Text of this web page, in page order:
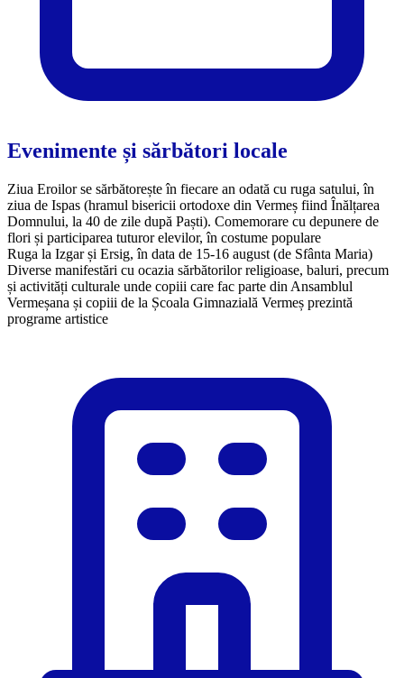
Evenimente și sărbători locale
Ziua Eroilor se sărbătorește în fiecare an odată cu ruga satului, în
ziua de Ispas (hramul bisericii ortodoxe din Vermeș fiind Înălțarea
Domnului, la 40 de zile după Paști). Comemorare cu depunere de
flori și participarea tuturor elevilor, în costume populare
Ruga la Izgar și Ersig, în data de 15-16 august (de Sfânta Maria)
Diverse manifestări cu ocazia sărbătorilor religioase, baluri, precum
și activități culturale unde copiii care fac parte din Ansamblul
Vermeșana și copiii de la Școala Gimnazială Vermeș prezintă
programe artistice